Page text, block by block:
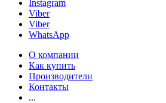
Instagram
Viber
Viber
WhatsApp
О компании
Как купить
Производители
Контакты
...